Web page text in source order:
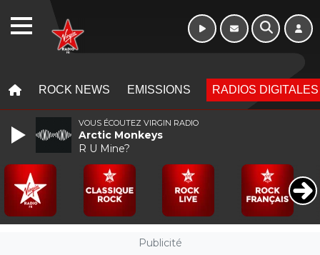
ROCK NEWS EMISSIONS RADIOS DIGITALES
Publicité
VOUS ÉCOUTEZ VIRGIN RADIO
Arctic Monkeys
R U Mine?
WEBRADIO